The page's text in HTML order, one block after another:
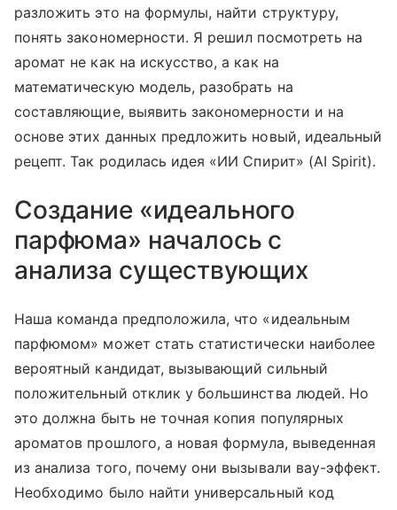
разложить это на формулы, найти структуру,
понять закономерности. Я решил посмотреть на
аромат не как на искусство, а как на
математическую модель, разобрать на
составляющие, выявить закономерности и на
основе этих данных предложить новый, идеальный
рецепт. Так родилась идея «ИИ Спирит» (AI Spirit).
Создание «идеального
парфюма» началось с
анализа существующих
Наша команда предположила, что «идеальным
парфюмом» может стать статистически наиболее
вероятный кандидат, вызывающий сильный
положительный отклик у большинства людей. Но
это должна быть не точная копия популярных
ароматов прошлого, а новая формула, выведенная
из анализа того, почему они вызывали вау-эффект.
Необходимо было найти универсальный код